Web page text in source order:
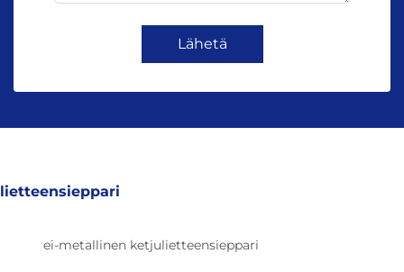
Lähetä
lietteensieppari
ei-metallinen ketjulietteensieppari